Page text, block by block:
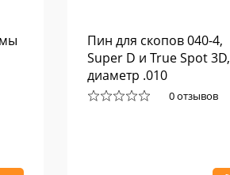
Пин для скопов 040-4,
Super D и True Spot 3D,
диаметр .010
0 отзывов